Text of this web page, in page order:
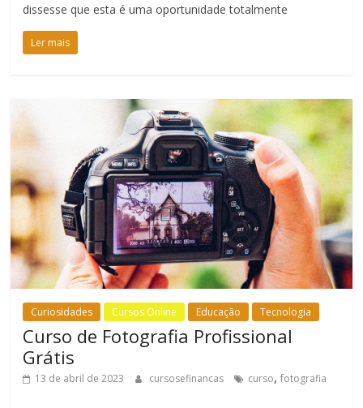
dissesse que esta é uma oportunidade totalmente
Ler mais
Curiosidades Cursos Online Educação Tecnologia
Curso de Fotografia Profissional
Grátis
13 de abril de 2023 cursosefinancas curso,fotografia